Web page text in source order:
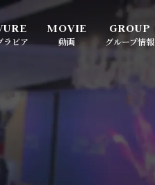
ラビア 動画 グループ情報